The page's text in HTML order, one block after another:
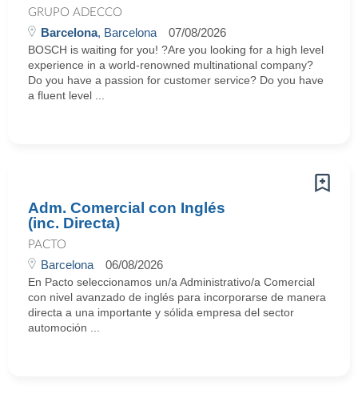
GRUPO ADECCO
Barcelona, Barcelona 07/08/2026
BOSCH is waiting for you! ?Are you looking for a high level
experience in a world-renowned multinational company?
Do you have a passion for customer service? Do you have
a fluent level ...
Adm. Comercial con Inglés
(inc. Directa)
PACTO
Barcelona 06/08/2026
En Pacto seleccionamos un/a Administrativo/a Comercial
con nivel avanzado de inglés para incorporarse de manera
directa a una importante y sólida empresa del sector
automoción ...